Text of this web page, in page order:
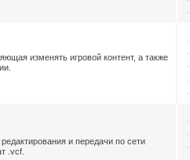
изменять игровой контент, а также
и передачи по сети
.vcf.